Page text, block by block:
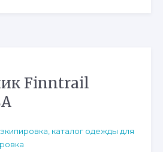
Finntrail
каталог одежды для